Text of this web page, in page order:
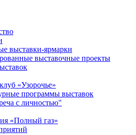
выставки-ярмарки
выставочные проекты
«Узорочье»
программы выставок
с личностью"
«Полный газ»